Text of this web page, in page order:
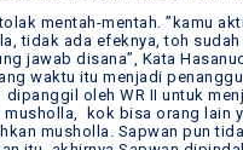
mentah-mentah. ”kamu
tidak ada efeknya, toh sudah
jawab disana”, Kata
waktu itu menjadi
oleh WR II untuk
musholla, kok bisa orang lain
musholla. Sapwan pun